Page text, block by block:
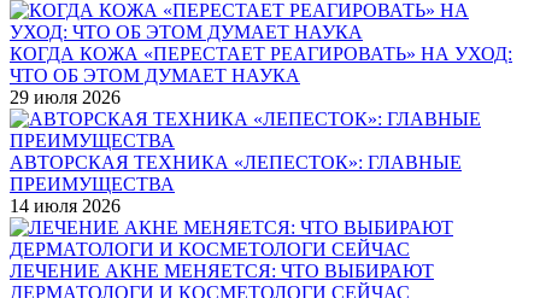
КОГДА КОЖА «ПЕРЕСТАЕТ РЕАГИРОВАТЬ» НА УХОД:
ЧТО ОБ ЭТОМ ДУМАЕТ НАУКА
29 июля 2026
АВТОРСКАЯ ТЕХНИКА «ЛЕПЕСТОК»: ГЛАВНЫЕ
ПРЕИМУЩЕСТВА
14 июля 2026
ЛЕЧЕНИЕ АКНЕ МЕНЯЕТСЯ: ЧТО ВЫБИРАЮТ
ДЕРМАТОЛОГИ И КОСМЕТОЛОГИ СЕЙЧАС